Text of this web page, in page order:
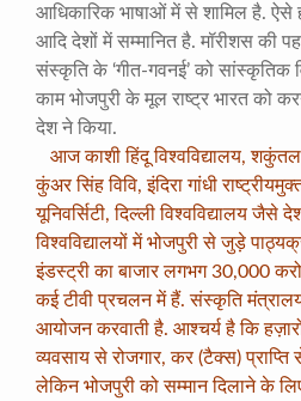
आधिकारिक भाषाओं में से शामिल है. ऐसे
आदि देशों में सम्मानित है. मॉरीशस की
संस्कृति के ‘गीत-गवनई’ को सांस्कृतिक
काम भोजपुरी के मूल राष्ट्र भारत को
देश ने किया.
आज काशी हिंदू विश्वविद्यालय, शकुंतला
कुंअर सिंह विवि, इंदिरा गांधी
यूनिवर्सिटी, दिल्ली विश्वविद्यालय
विश्वविद्यालयों में भोजपुरी से जुड़े
इंडस्ट्री का बाजार लगभग 30,000
कई टीवी प्रचलन में हैं. संस्कृति
आयोजन करवाती है. आश्चर्य है कि
व्यवसाय से रोजगार, कर (टैक्स)
लेकिन भोजपुरी को सम्मान दिलाने के